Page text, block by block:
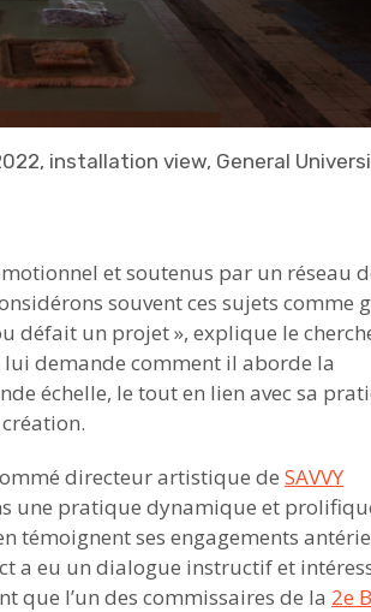
installation view, General
et soutenus par un réseau
souvent ces sujets comme
défait un projet », explique le
demande comment il aborde la
échelle, le tout en lien avec sa
directeur artistique deSAVVY
une pratique dynamique et
témoignent ses engagements
a eu un dialogue instructif et
que l’un des commissaires de la 2e